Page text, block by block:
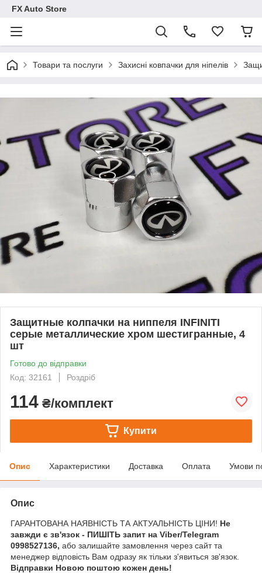
FX Auto Store
Товари та послуги Захисні ковпачки для ніпелів
Защитные колпачки на ниппеля INFINITI
серые металлические хром шестигранные, 4
шт
Готово до відправки
Код: 32161
Роздріб
114 ₴/комплект
Купити
Опис Характеристики Доставка Оплата Умови
Опис
ГАРАНТОВАНА НАЯВНІСТЬ ТА АКТУАЛЬНІСТЬ ЦІНИ! Не
завжди є зв'язок - ПИШІТЬ запит на Viber/Telegram
0998527136, або залишайте замовлення через сайт та
менеджер відповість Вам одразу як тільки з'явиться зв'язок.
Відправки Новою поштою кожен день!